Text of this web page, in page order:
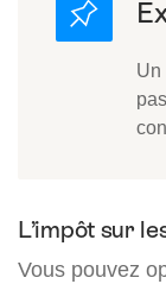
L’impôt sur
Vous pouvez